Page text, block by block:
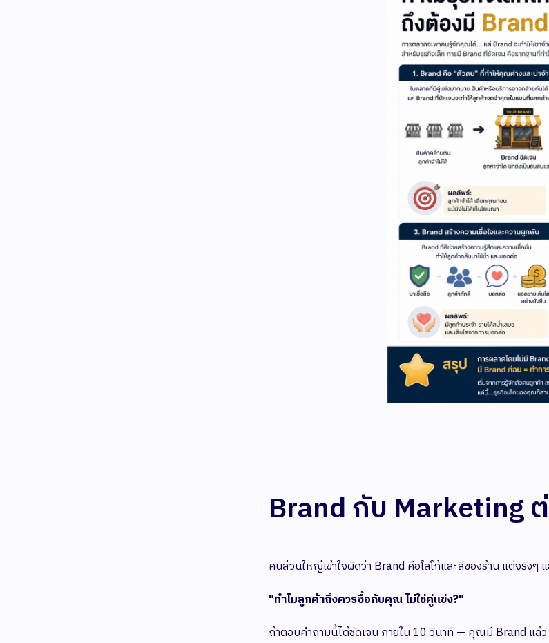
Brand กับ Marketing
คนส่วนใหญ่เข้าใจผิดว่า Brand คือโลโก้และสีของร้าน แต่จริงๆ
"ทำไมลูกค้าถึงควรซื้อกับคุณ ไม่ใช่คู่แข่ง?"
ถ้าตอบคำถามนี้ได้ชัดเจน ภายใน 10 วินาที — คุณมี Brand แล้ว